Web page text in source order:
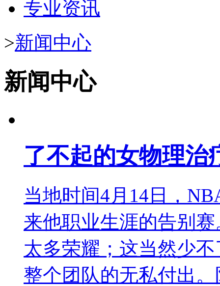
专业资讯
>新闻中心
新闻中心
了不起的女物理治
当地时间4月14日，
来他职业生涯的告别
太多荣耀；这当然少
整个团队的无私付出